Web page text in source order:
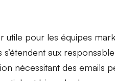
utile pour les équipes
aux
nécessitant des emails